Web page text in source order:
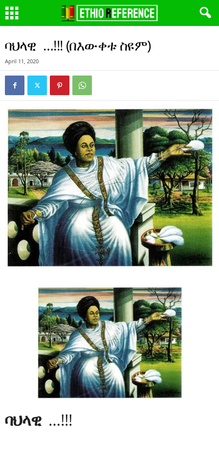
ባህላዊ …!!! (በእውቀቱ ስዩም)
April 11, 2020
ባህላዊ…!!!